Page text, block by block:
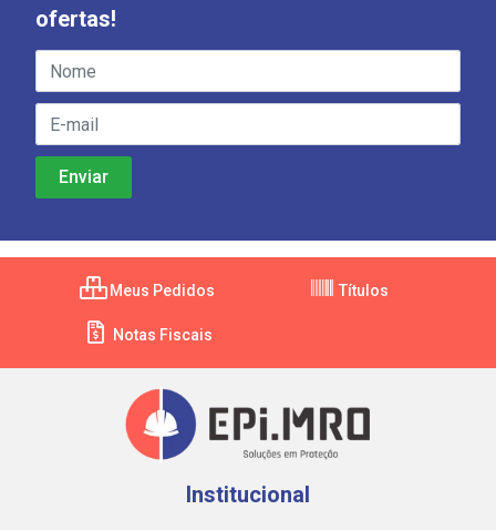
ofertas!
Meus Pedidos Títulos
Notas Fiscais
Institucional